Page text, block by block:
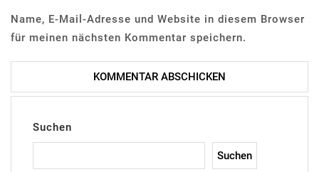
Name, E-Mail-Adresse und Website in diesem Browser
für meinen nächsten Kommentar speichern.
Suchen
Suchen